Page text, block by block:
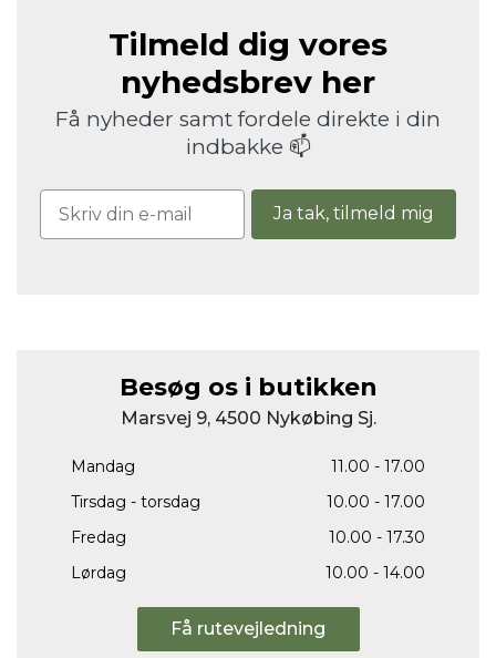
Tilmeld dig vores
nyhedsbrev her
Få nyheder samt fordele direkte i din
indbakke 📫
Ja tak, tilmeld mig
Besøg os i butikken
Marsvej 9, 4500 Nykøbing Sj.
Mandag
11.00 - 17.00
Tirsdag - torsdag
10.00 - 17.00
Fredag
10.00 - 17.30
Lørdag
10.00 - 14.00
Få rutevejledning